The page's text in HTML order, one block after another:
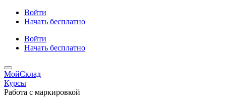
Войти
Начать бесплатно
Войти
Начать бесплатно
МойСклад
Курсы
Работа с маркировкой